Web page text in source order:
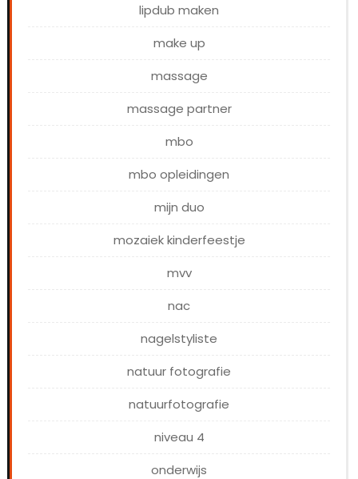
lipdub maken
make up
massage
massage partner
mbo
mbo opleidingen
mijn duo
mozaiek kinderfeestje
mvv
nac
nagelstyliste
natuur fotografie
natuurfotografie
niveau 4
onderwijs